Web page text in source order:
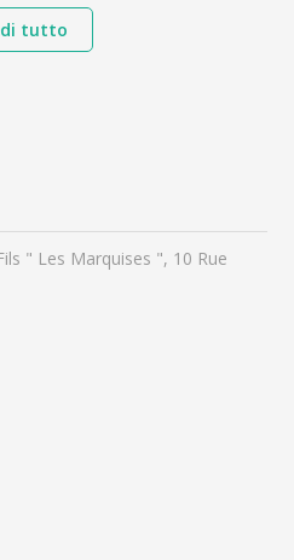
tutto
" Les Marquises ", 10 Rue